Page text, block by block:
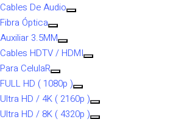
Cables De Audio
Fibra Óptica
Auxiliar 3.5MM
Cables HDTV / HDMI
Para CelulaR
FULL HD ( 1080p )
Ultra HD / 4K ( 2160p )
Ultra HD / 8K ( 4320p )